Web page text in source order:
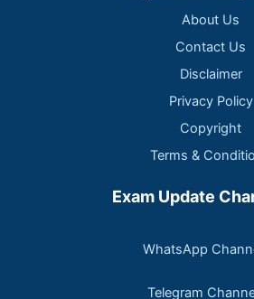
About Us
Contact Us
Disclaimer
Privacy Policy
Copyright
Terms &
Exam Update
WhatsApp
Telegram